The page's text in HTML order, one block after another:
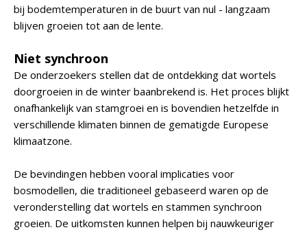
bij bodemtemperaturen in de buurt van nul - langzaam
blijven groeien tot aan de lente.
Niet synchroon
De onderzoekers stellen dat de ontdekking dat wortels
doorgroeien in de winter baanbrekend is. Het proces blijkt
onafhankelijk van stamgroei en is bovendien hetzelfde in
verschillende klimaten binnen de gematigde Europese
klimaatzone.
De bevindingen hebben vooral implicaties voor
bosmodellen, die traditioneel gebaseerd waren op de
veronderstelling dat wortels en stammen synchroon
groeien. De uitkomsten kunnen helpen bij nauwkeuriger